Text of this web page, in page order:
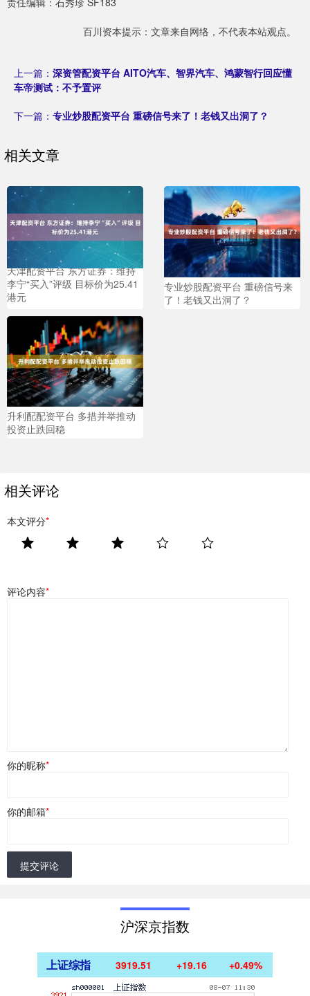
百川资本提示：文章来自网络，不代表本站观点。
上一篇： 深资管配资平台 AITO汽车、智界汽车、鸿蒙智行回应懂
车帝测试：不予置评
下一篇： 专业炒股配资平台 重磅信号来了！老钱又出洞了？
相关文章
天津配资平台 东方证券：维持
李宁“买入”评级 目标价为25.41
港元
专业炒股配资平台 重磅信号来
了！老钱又出洞了？
升利配配资平台 多措并举推动
投资止跌回稳
相关评论
本文评分*
评论内容*
你的昵称*
你的邮箱*
提交评论
沪深京指数
上证综指 3919.51 +19.16 +0.49%